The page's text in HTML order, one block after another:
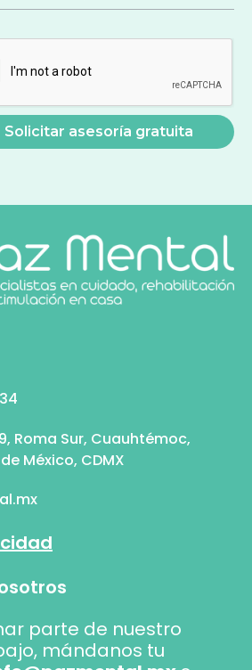
Roma Sur, Cuauhtémoc,
México, CDMX
parte de nuestro
mándanos tu